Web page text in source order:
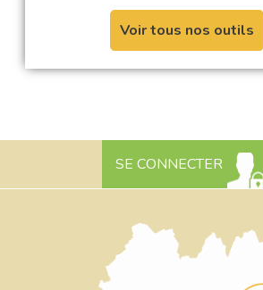
Voir tous nos outils
SE CONNECTER